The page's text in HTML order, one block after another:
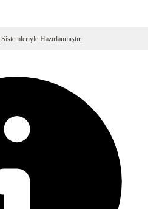
Sistemleriyle Hazırlanmıştır.